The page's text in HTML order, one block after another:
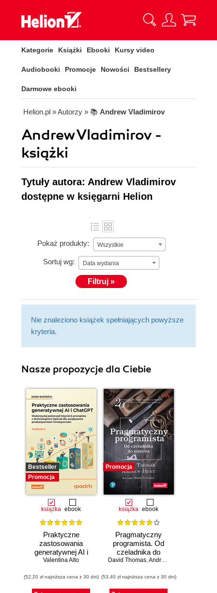
Kategorie Książki Ebooki Kursy video
Audiobooki Promocje Nowości Bestsellery
Darmowe ebooki
Helion.pl » Autorzy » 📚 Andrew Vladimirov
Andrew Vladimirov -
książki
Tytuły autora: Andrew Vladimirov
dostępne w księgarni Helion
Pokaż produkty: Wszystkie
Sortuj wg: Data wydania
Filtruj »
Nie znaleziono książek spełniających powyższe
kryteria.
Nasze propozycje dla Ciebie
Bestseller
Promocja
książka ebook
Praktyczne
zastosowania
generatywnej AI i
ChatGPT.
potencjał inżynierii
promptów z
Valentina Alto
(52,20 zł najniższa cena z 30 dni)
Promocja
książka ebook
Pragmatyczny
programista. Od
czeladnika do
mistrza. Wydanie II
David Thomas,Andrew Hunt
(53,40 zł najniższa cena z 30 dni)